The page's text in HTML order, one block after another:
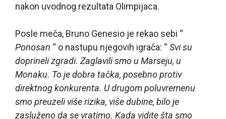
nakon uvodnog rezultata Olimpijaca.
Posle meča, Bruno Genesio je rekao sebi “
Ponosan “ o nastupu njegovih igrača: “Svi su
doprineli zgradi. Zaglavili smo u Marseju, u
Monaku. To je dobra tačka, posebno protiv
direktnog konkurenta. U drugom poluvremenu
smo preuzeli više rizika, više dubine, bilo je
zasluženo da se vratimo. Kada vidite šta smo